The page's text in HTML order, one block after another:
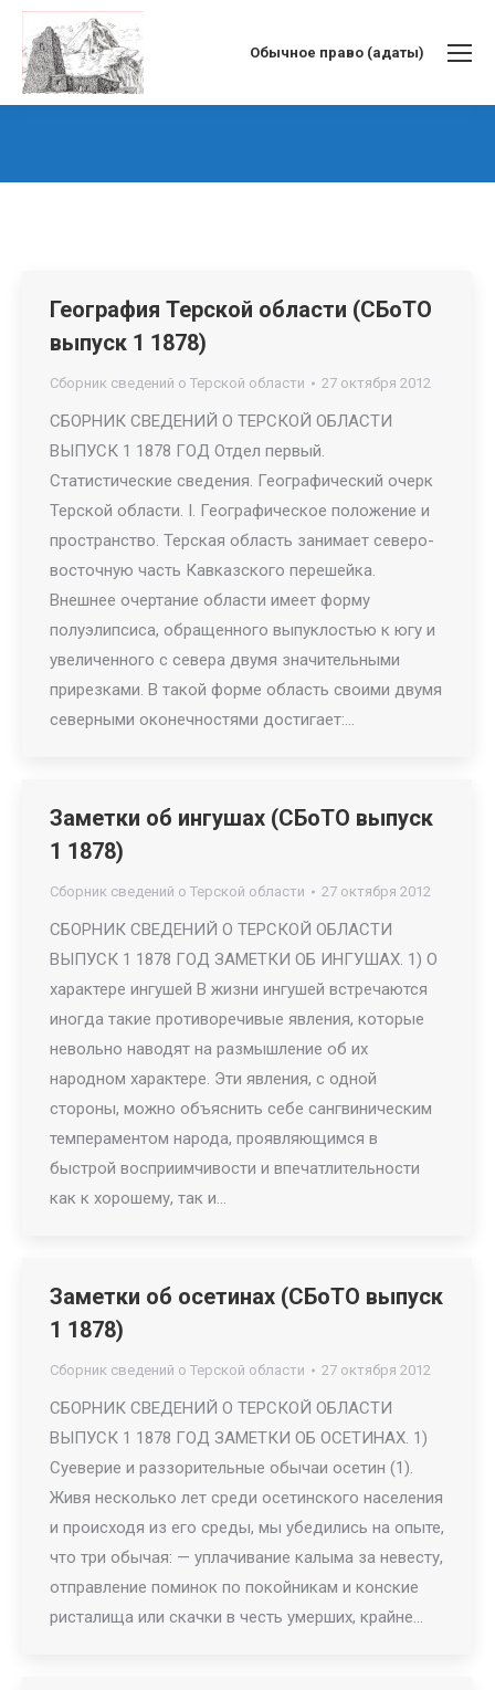
Обычное право (адаты)
География Терской области (СБоТО
выпуск 1 1878)
Сборник сведений о Терской области 27 октября 2012
СБОРНИК СВЕДЕНИЙ О ТЕРСКОЙ ОБЛАСТИ
ВЫПУСК 1 1878 ГОД Отдел первый.
Статистические сведения. Географический очерк
Терской области. I. Географическое положение и
пространство. Терская область занимает северо-
восточную часть Кавказского перешейка.
Внешнее очертание области имеет форму
полуэлипсиса, обращенного выпуклостью к югу и
увеличенного с севера двумя значительными
прирезками. В такой форме область своими двумя
северными оконечностями достигает:…
Заметки об ингушах (СБоТО выпуск
1 1878)
Сборник сведений о Терской области 27 октября 2012
СБОРНИК СВЕДЕНИЙ О ТЕРСКОЙ ОБЛАСТИ
ВЫПУСК 1 1878 ГОД ЗАМЕТКИ ОБ ИНГУШАХ. 1) О
характере ингушей В жизни ингушей встречаются
иногда такие противоречивые явления, которые
невольно наводят на размышление об их
народном характере. Эти явления, с одной
стороны, можно объяснить себе сангвиническим
темпераментом народа, проявляющимся в
быстрой восприимчивости и впечатлительности
как к хорошему, так и…
Заметки об осетинах (СБоТО выпуск
1 1878)
Сборник сведений о Терской области 27 октября 2012
СБОРНИК СВЕДЕНИЙ О ТЕРСКОЙ ОБЛАСТИ
ВЫПУСК 1 1878 ГОД ЗАМЕТКИ ОБ ОСЕТИНАХ. 1)
Суеверие и раззорительные обычаи осетин (1).
Живя несколько лет среди осетинского населения
и происходя из его среды, мы убедились на опыте,
что три обычая: — уплачивание калыма за невесту,
отправление поминок по покойникам и конские
ристалища или скачки в честь умерших, крайне…